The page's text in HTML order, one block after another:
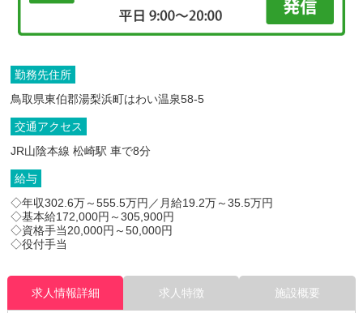
勤務先住所
鳥取県東伯郡湯梨浜町はわい温泉58-5
交通アクセス
JR山陰本線 松崎駅 車で8分
給与
◇年収302.6万～555.5万円／月給19.2万～35.5万円
◇基本給172,000円～305,900円
◇資格手当20,000円～50,000円
◇役付手当
求人情報詳細 求人特徴 施設概要